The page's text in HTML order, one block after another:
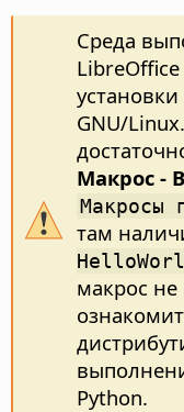
Среда
GNU/
Макрос -
Макросы
там
макрос
Python.